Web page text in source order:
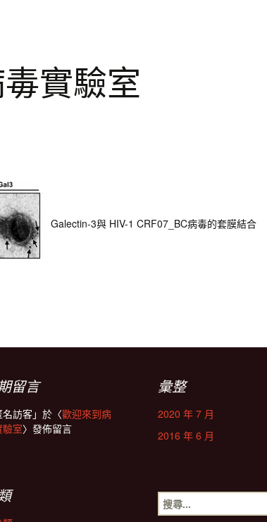
實驗室
Galectin-3與 HIV-1 CRF07_BC病毒的套膜結合
留言
名訪客」於〈歡迎來到病
室〉發佈留言
彙整
2020 年 7 月
2016 年 6 月
搜
尋